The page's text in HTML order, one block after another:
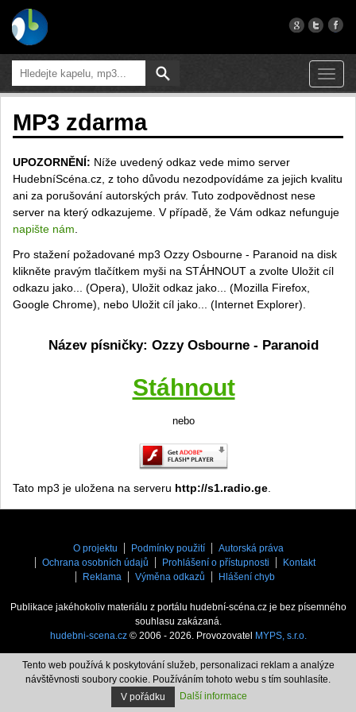
MP3 zdarma
UPOZORNĚNÍ: Níže uvedený odkaz vede mimo server
HudebníScéna.cz, z toho důvodu nezodpovídáme za jejich kvalitu
ani za porušování autorských práv. Tuto zodpovědnost nese
server na který odkazujeme. V případě, že Vám odkaz nefunguje
napište nám
Pro stažení požadované mp3 Ozzy Osbourne - Paranoid na disk
klikněte pravým tlačítkem myši na STÁHNOUT a zvolte Uložit cíl
odkazu jako... (Opera), Uložit odkaz jako... (Mozilla Firefox,
Google Chrome), nebo Uložit cíl jako... (Internet Explorer).
Název písničky: Ozzy Osbourne - Paranoid
Stáhnout
nebo
Tato mp3 je uložena na serveru http://s1.radio.ge
O projektu Podmínky použití
Autorská práva
Ochrana osobních údajů
Prohlášení o přístupnosti
Kontakt
Reklama
Výměna odkazů Hlášení chyb
Publikace jakéhokoliv materiálu z portálu hudební-scéna.cz je bez písemného
souhlasu zakázaná.
hudebni-scena.cz© 2006 - 2026. Provozovatel MYPS, s.r.o.
Tento web používá k poskytování služeb, personalizaci reklam a analýze
návštěvnosti soubory cookie. Používáním tohoto webu s tím souhlasíte.
V pořádku
Další informace